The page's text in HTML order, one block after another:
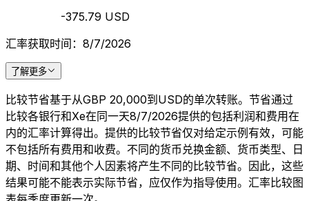
-375.79 USD
汇率获取时间：8/7/2026
了解更多
比较节省基于从GBP 20,000到USD的单次转账。节省通过
比较各银行和Xe在同一天8/7/2026提供的包括利润和费用在
内的汇率计算得出。提供的比较节省仅对给定示例有效，可能
不包括所有费用和收费。不同的货币兑换金额、货币类型、日
期、时间和其他个人因素将产生不同的比较节省。因此，这些
结果可能不能表示实际节省，应仅作为指导使用。汇率比较图